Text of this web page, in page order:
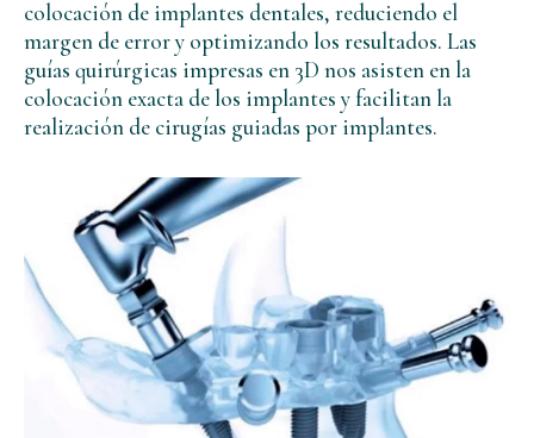
colocación de implantes dentales, reduciendo el
margen de error y optimizando los resultados. Las
guías quirúrgicas impresas en 3D nos asisten en la
colocación exacta de los implantes y facilitan la
realización de cirugías guiadas por implantes.